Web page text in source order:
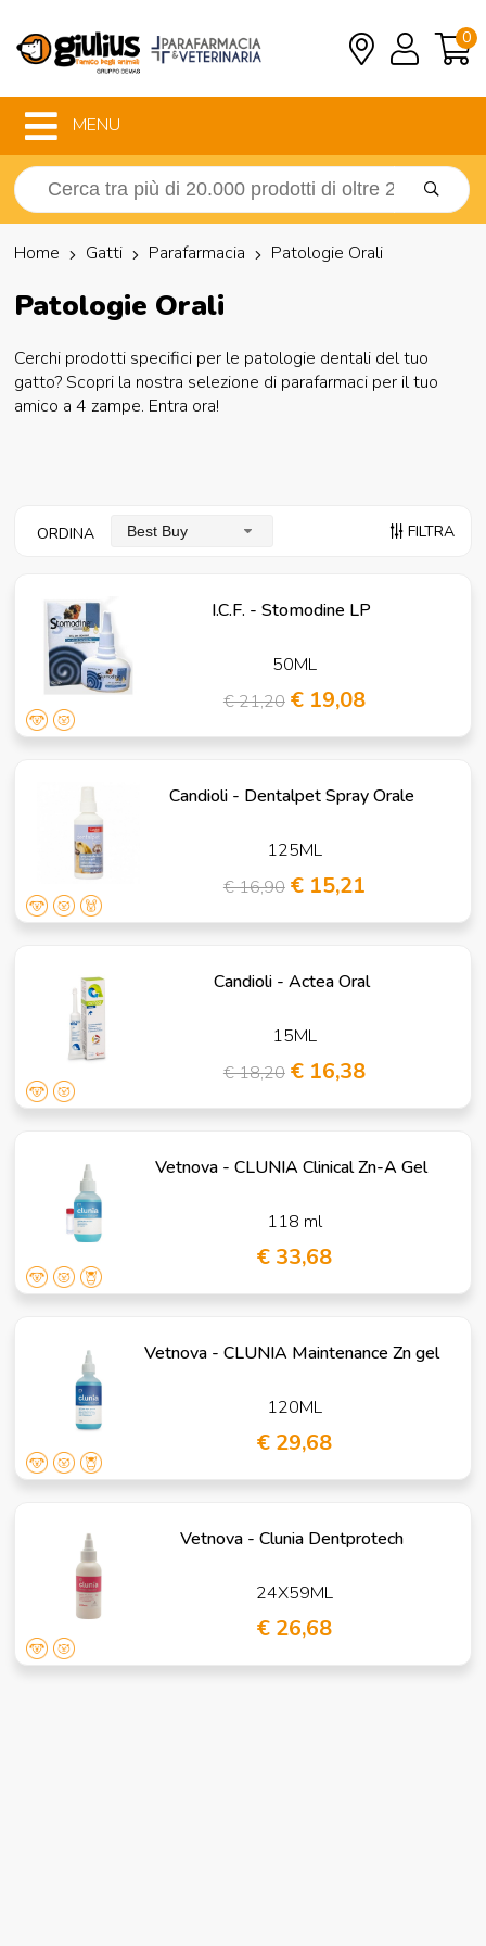
0
MENU
Home Gatti Parafarmacia Patologie Orali
Patologie Orali
Cerchi prodotti specifici per le patologie dentali del tuo
gatto? Scopri la nostra selezione di parafarmaci per il tuo
amico a 4 zampe. Entra ora!
ORDINA Best Buy FILTRA
I.C.F. - Stomodine LP
50ML
€ 21,20 € 19,08
Candioli - Dentalpet Spray Orale
125ML
€ 16,90 € 15,21
Candioli - Actea Oral
15ML
€ 18,20 € 16,38
Vetnova - CLUNIA Clinical Zn-A Gel
118 ml
€ 33,68
Vetnova - CLUNIA Maintenance Zn gel
120ML
€ 29,68
Vetnova - Clunia Dentprotech
24X59ML
€ 26,68